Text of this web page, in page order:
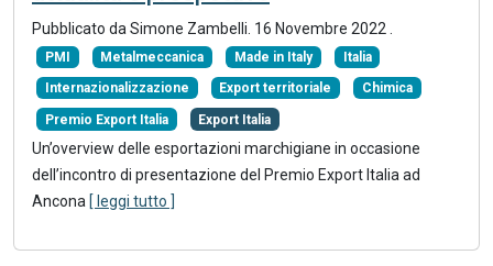
Pubblicato da Simone Zambelli. 16 Novembre 2022
PMI Metalmeccanica Made in Italy Italia
Internazionalizzazione Export territoriale Chimica
Premio Export Italia Export Italia
Un’overview delle esportazioni marchigiane in occasione
dell’incontro di presentazione del Premio Export Italia ad
Ancona [ leggi tutto ]